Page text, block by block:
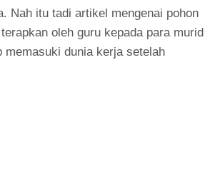
Nah itu tadi artikel mengenai pohon
oleh guru kepada para murid
memasuki dunia kerja setelah